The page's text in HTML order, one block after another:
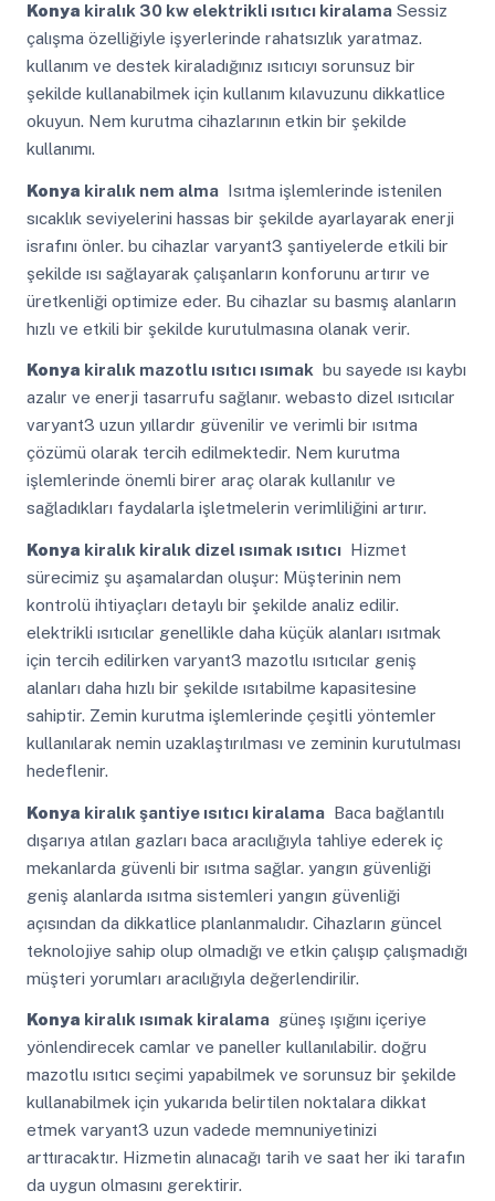
Konya kiralık 30 kw elektrikli ısıtıcı kiralamaSessiz
çalışma özelliğiyle işyerlerinde rahatsızlık yaratmaz.
kullanım ve destek kiraladığınız ısıtıcıyı sorunsuz bir
şekilde kullanabilmek için kullanım kılavuzunu dikkatlice
okuyun. Nem kurutma cihazlarının etkin bir şekilde
kullanımı.
Konya kiralık nem almaIsıtma işlemlerinde istenilen
sıcaklık seviyelerini hassas bir şekilde ayarlayarak enerji
israfını önler. bu cihazlar varyant3 şantiyelerde etkili bir
şekilde ısı sağlayarak çalışanların konforunu artırır ve
üretkenliği optimize eder. Bu cihazlar su basmış alanların
hızlı ve etkili bir şekilde kurutulmasına olanak verir.
Konya kiralık mazotlu ısıtıcı ısımakbu sayede ısı kaybı
azalır ve enerji tasarrufu sağlanır. webasto dizel ısıtıcılar
varyant3 uzun yıllardır güvenilir ve verimli bir ısıtma
çözümü olarak tercih edilmektedir. Nem kurutma
işlemlerinde önemli birer araç olarak kullanılır ve
sağladıkları faydalarla işletmelerin verimliliğini artırır.
Konya kiralık kiralık dizel ısımak ısıtıcıHizmet
sürecimiz şu aşamalardan oluşur: Müşterinin nem
kontrolü ihtiyaçları detaylı bir şekilde analiz edilir.
elektrikli ısıtıcılar genellikle daha küçük alanları ısıtmak
için tercih edilirken varyant3 mazotlu ısıtıcılar geniş
alanları daha hızlı bir şekilde ısıtabilme kapasitesine
sahiptir. Zemin kurutma işlemlerinde çeşitli yöntemler
kullanılarak nemin uzaklaştırılması ve zeminin kurutulması
hedeflenir.
Konya kiralık şantiye ısıtıcı kiralamaBaca bağlantılı
dışarıya atılan gazları baca aracılığıyla tahliye ederek iç
mekanlarda güvenli bir ısıtma sağlar. yangın güvenliği
geniş alanlarda ısıtma sistemleri yangın güvenliği
açısından da dikkatlice planlanmalıdır. Cihazların güncel
teknolojiye sahip olup olmadığı ve etkin çalışıp çalışmadığı
müşteri yorumları aracılığıyla değerlendirilir.
Konya kiralık ısımak kiralamagüneş ışığını içeriye
yönlendirecek camlar ve paneller kullanılabilir. doğru
mazotlu ısıtıcı seçimi yapabilmek ve sorunsuz bir şekilde
kullanabilmek için yukarıda belirtilen noktalara dikkat
etmek varyant3 uzun vadede memnuniyetinizi
arttıracaktır. Hizmetin alınacağı tarih ve saat her iki tarafın
da uygun olmasını gerektirir.